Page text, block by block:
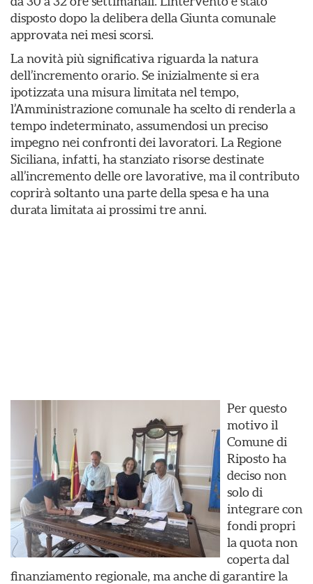
disposto dopo la delibera della Giunta comunale
approvata nei mesi scorsi.
La novità più significativa riguarda la natura
dell’incremento orario. Se inizialmente si era
ipotizzata una misura limitata nel tempo,
l’Amministrazione comunale ha scelto di renderla a
tempo indeterminato, assumendosi un preciso
impegno nei confronti dei lavoratori. La Regione
Siciliana, infatti, ha stanziato risorse destinate
all’incremento delle ore lavorative, ma il contributo
coprirà soltanto una parte della spesa e ha una
durata limitata ai prossimi tre anni.
Per questo
motivo il
Comune di
Riposto ha
deciso non
solo di
integrare con
fondi propri
la quota non
coperta dal
finanziamento regionale, ma anche di garantire la